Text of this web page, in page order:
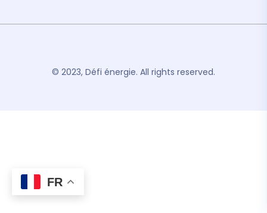
© 2023, Défi énergie. All rights reserved.
FR